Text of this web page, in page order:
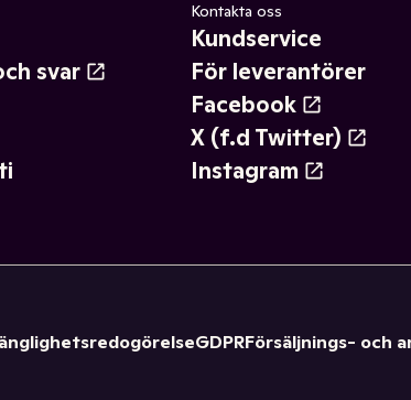
svar
Kontakta oss
Kundservice
För leverantörer
Facebook
X (f.d Twitter)
Instagram
GDPRFörsäljnings- och